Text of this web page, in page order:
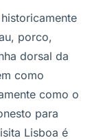
porco,
dorsal da
como
como o
para
Lisboa é